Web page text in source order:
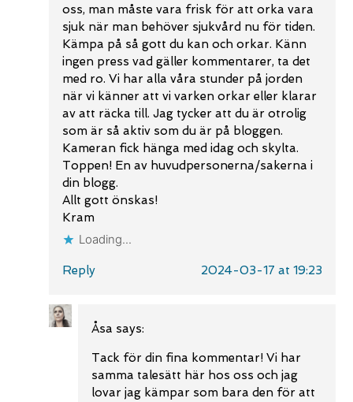
oss, man måste vara frisk för att orka vara
sjuk när man behöver sjukvård nu för tiden.
Kämpa på så gott du kan och orkar. Känn
ingen press vad gäller kommentarer, ta det
med ro. Vi har alla våra stunder på jorden
när vi känner att vi varken orkar eller klarar
av att räcka till. Jag tycker att du är otrolig
som är så aktiv som du är på bloggen.
Kameran fick hänga med idag och skylta.
Toppen! En av huvudpersonerna/sakerna i
din blogg.
Allt gott önskas!
Kram
Loading...
Reply 2024-03-17 at 19:23
Åsa says:
Tack för din fina kommentar! Vi har
samma talesätt här hos oss och jag
lovar jag kämpar som bara den för att